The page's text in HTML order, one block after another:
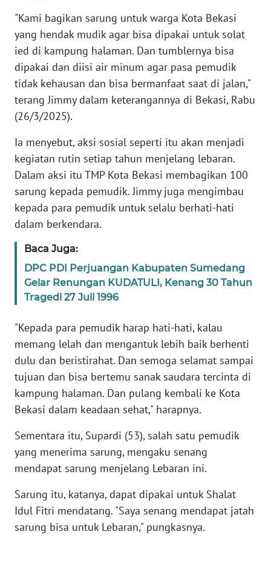
"Kami bagikan sarung untuk warga Kota Bekasi
yang hendak mudik agar bisa dipakai untuk solat
ied di kampung halaman. Dan tumblernya bisa
dipakai dan diisi air minum agar pasa pemudik
tidak kehausan dan bisa bermanfaat saat di jalan,"
terang Jimmy dalam keterangannya di Bekasi, Rabu
(26/3/2025).
Ia menyebut, aksi sosial seperti itu akan menjadi
kegiatan rutin setiap tahun menjelang lebaran.
Dalam aksi itu TMP Kota Bekasi membagikan 100
sarung kepada pemudik. Jimmy juga mengimbau
kepada para pemudik untuk selalu berhati-hati
dalam berkendara.
Baca Juga:
DPC PDI Perjuangan Kabupaten Sumedang
Gelar Renungan KUDATULI, Kenang 30 Tahun
Tragedi 27 Juli 1996
"Kepada para pemudik harap hati-hati, kalau
memang lelah dan mengantuk lebih baik berhenti
dulu dan beristirahat. Dan semoga selamat sampai
tujuan dan bisa bertemu sanak saudara tercinta di
kampung halaman. Dan pulang kembali ke Kota
Bekasi dalam keadaan sehat," harapnya.
Sementara itu, Supardi (53), salah satu pemudik
yang menerima sarung, mengaku senang
mendapat sarung menjelang Lebaran ini.
Sarung itu, katanya, dapat dipakai untuk Shalat
Idul Fitri mendatang. "Saya senang mendapat jatah
sarung bisa untuk Lebaran," pungkasnya.
WN
SERAMBI
WN
JAMBI
WN
SULTRA
WN
NTB
SULTENG
WN
SULBAR
WN
BABEL
WN
SUMBAR
SUMSEL
WN
BENGKULU
WN